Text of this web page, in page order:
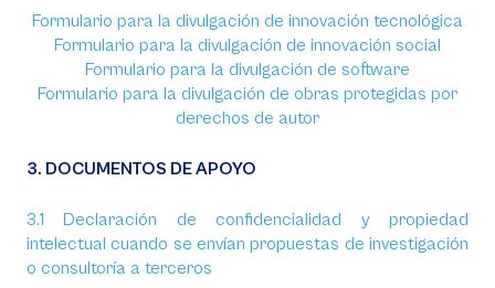
Formulario para la divulgación de innovación tecnológica
Formulario para la divulgación de innovación social
Formulario para la divulgación de software
Formulario para la divulgación de obras protegidas por
derechos de autor
3. DOCUMENTOS DE APOYO
3.1 Declaración de confidencialidad y propiedad
intelectual cuando se envían propuestas de investigación
o consultoría a terceros